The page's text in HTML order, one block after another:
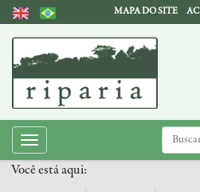
Busca
MAPA DO SITE
a
Toggle navigation
Você está aqui: